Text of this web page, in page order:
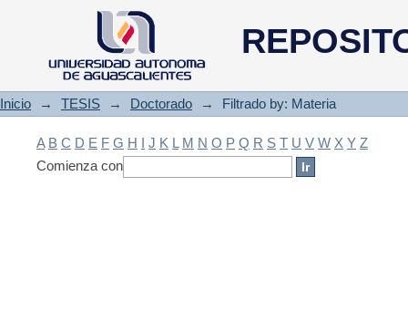
Filtrado by: Materia
Inicio → TESIS → Doctorado → Filtrado by: Materia
A B C D E F G H I J K L M N O P Q R S T U V W X Y Z
Comienza con